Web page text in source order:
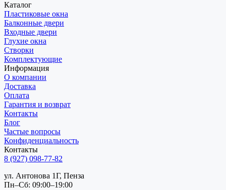
Каталог
Пластиковые окна
Балконные двери
Входные двери
Глухие окна
Створки
Комплектующие
Информация
О компании
Доставка
Оплата
Гарантия и возврат
Контакты
Блог
Частые вопросы
Конфиденциальность
Контакты
8 (927) 098-77-82
ул. Антонова 1Г, Пенза
Пн–Сб: 09:00–19:00